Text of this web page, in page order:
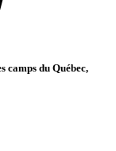
camps du Québec,